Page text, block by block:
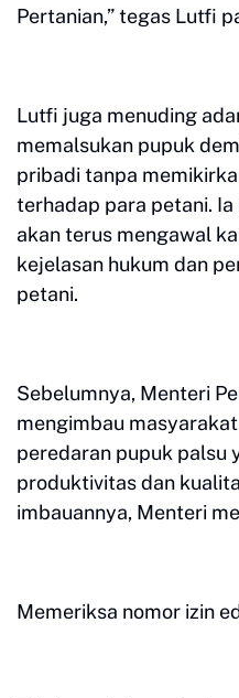
Pertanian,” tegas Lutfi
Lutfi juga menuding
memalsukan pupuk
pribadi tanpa
terhadap para petani. Ia
akan terus mengawal
kejelasan hukum dan
petani.
Sebelumnya, Menteri
mengimbau
peredaran pupuk palsu
produktivitas dan
imbauannya, Menteri
Memeriksa nomor izin